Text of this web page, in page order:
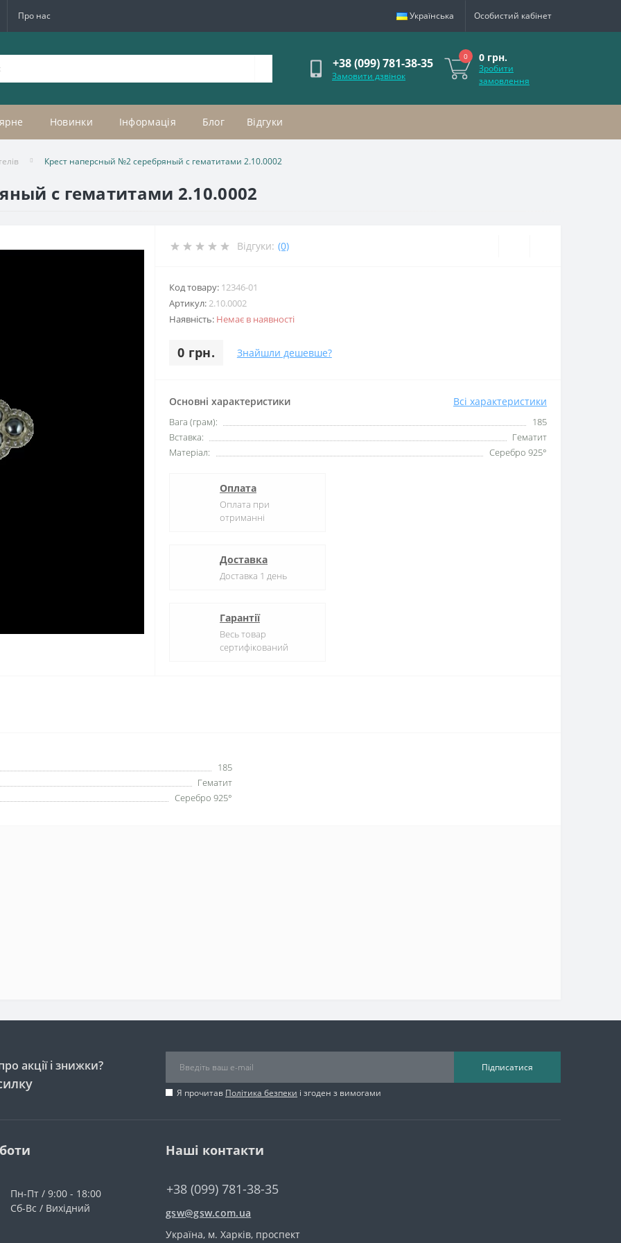
Про нас Українська Особистий кабінет
+38 (099) 781-38-35
Замовити дзвінок
0 0 грн.
Зробити
замовлення
Новинки Інформація Блог Відгуки
Крест наперсный №2 серебряный с гематитами 2.10.0002
с гематитами 2.10.0002
Відгуки: (0)
Код товару: 12346-01
Артикул:2.10.0002
Наявність: Немає в наявності
0 грн. Знайшли дешевше?
Основні характеристики Всі характеристики
Вага (грам):
185
Вставка:
Гематит
Матеріал:
Серебро 925°
Оплата
Оплата при
отриманні
Доставка
Доставка 1 день
Гарантії
Весь товар
сертифікований
185
Гематит
Серебро 925°
акції і знижки? Підписатися
Я прочитав Політика безпеки і згоден з вимогами
Пн-Пт / 9:00 - 18:00
Сб-Вс / Вихідний
Наші контакти
+38 (099) 781-38-35
gsw@gsw.com.ua
Україна, м. Харків, проспект